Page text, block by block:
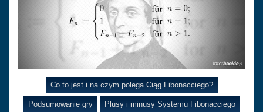
Co to jest i na czym polega Ciąg Fibonacciego?
Podsumowanie gry Plusy i minusy Systemu Fibonacciego